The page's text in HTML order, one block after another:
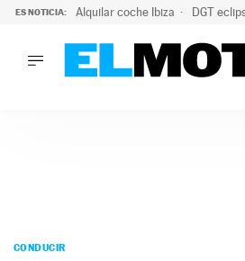
ES NOTICIA: Alquilar coche Ibiza DGT
PODCAST
CONDUCIR